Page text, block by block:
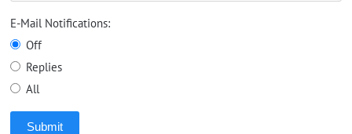
E-Mail Notifications:
Off
Replies
All
Submit